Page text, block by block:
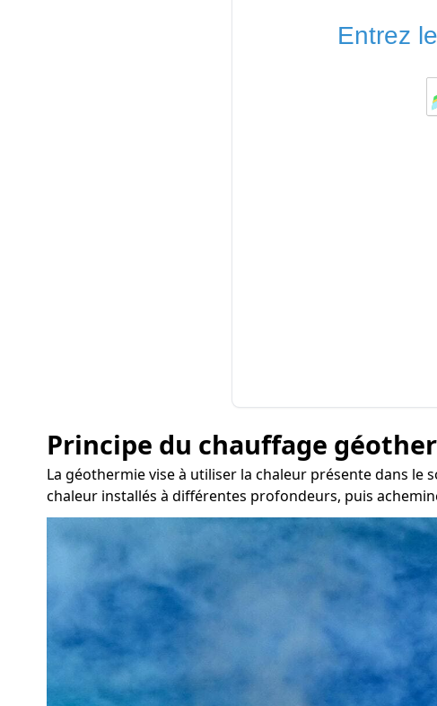
Entrez
Principe du chauffage
La géothermie vise à utiliser la chaleur présente dans
chaleur installés à différentes profondeurs, puis